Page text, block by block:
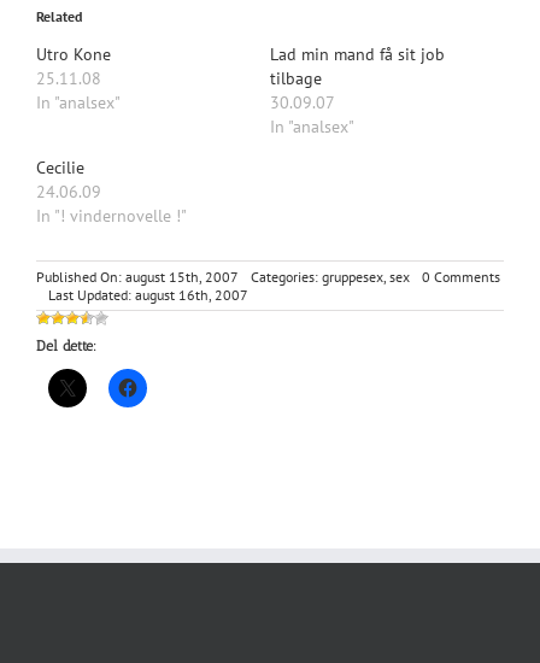
Related
Utro Kone
25.11.08
In "analsex"
Lad min mand få sit job
tilbage
30.09.07
In "analsex"
Cecilie
24.06.09
In "! vindernovelle !"
Published On: august 15th, 2007 Categories: gruppesex, sex 0 Commentson
Lars
Last Updated: august 16th, 2007
Del dette: